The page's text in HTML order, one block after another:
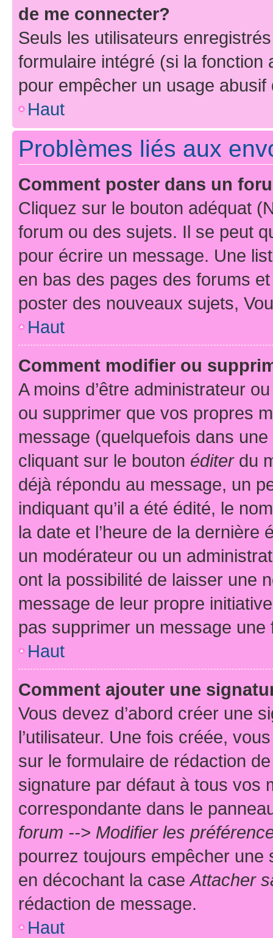
de me connecter?
Seuls les utilisateurs
formulaire intégré (si la fonction
pour empêcher un usage
Haut
Problèmes liés aux
Comment poster dans un
Cliquez sur le bouton adéquat
forum ou des sujets. Il se peut
pour écrire un message. Une
en bas des pages des forums
poster des nouveaux sujets,
Haut
Comment modifier ou
A moins d’être administrateur
ou supprimer que vos propres
message (quelquefois dans
cliquant sur le bouton éditerdu
déjà répondu au message, un
indiquant qu’il a été édité, le
la date et l’heure de la dernière
un modérateur ou un
ont la possibilité de laisser une
message de leur propre
pas supprimer un message une
Haut
Comment ajouter une
Vous devez d’abord créer une
l’utilisateur. Une fois créée,
sur le formulaire de rédaction
signature par défaut à tous vos
correspondante dans le
forum --> Modifier les
pourrez toujours empêcher une
en décochant la caseAttacher
rédaction de message.
Haut